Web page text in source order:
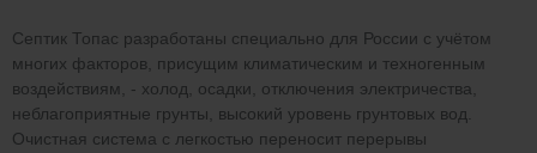
Септик Топас разработаны специально для России с учётом
многих факторов, присущим климатическим и техногенным
воздействиям, - холод, осадки, отключения электричества,
неблагоприятные грунты, высокий уровень грунтовых вод.
Очистная система с легкостью переносит перерывы